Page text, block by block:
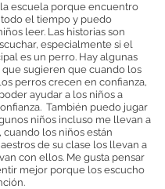
escuela porque encuentro
el tiempo y puedo
leer. Las historias son
especialmente si el
es un perro. Hay algunas
que sugieren que cuando los
perros crecen en confianza,
ayudar a los niños a
También puedo jugar
niños incluso me llevan a
cuando los niños están
de su clase los llevan a
con ellos. Me gusta pensar
mejor porque los escucho